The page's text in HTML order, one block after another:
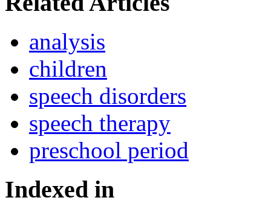
analysis
children
speech disorders
speech therapy
preschool period
Indexed in